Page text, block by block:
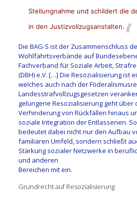
Stellungnahme und schildert die
in den Justizvollzugsanstalten.
Die BAG-S ist der Zusammenschluss
Wohlfahrtsverbände auf
Fachverband für Soziale Arbeit,
(DBH) e.V. […] Die Resozialisierung ist
welches auch nach der
Landesstrafvollzugsgesetzen
gelungene Resozialisierung geht über
Verhinderung von Rückfällen hinaus
soziale Integration der Entlassenen.
bedeutet dabei nicht nur den Aufbau
familiären Umfeld, sondern schließt
Stärkung sozialer Netzwerke in
und anderen
Bereichen mit ein.
Grundrecht auf Resozialisierung